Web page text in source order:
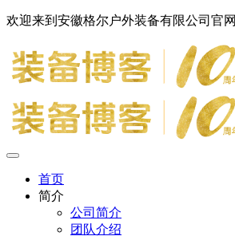
欢迎来到安徽格尔户外装备有限公司官网
首页
简介
公司简介
团队介绍